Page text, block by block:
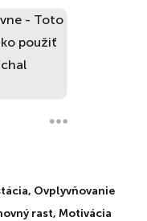
Ovplyvňovanie
rast, Motivácia